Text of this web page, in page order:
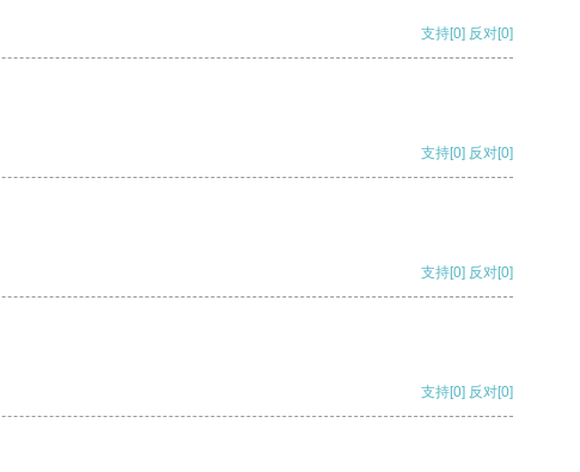
支持[0] 反对[0]
支持[0] 反对[0]
支持[0] 反对[0]
支持[0] 反对[0]